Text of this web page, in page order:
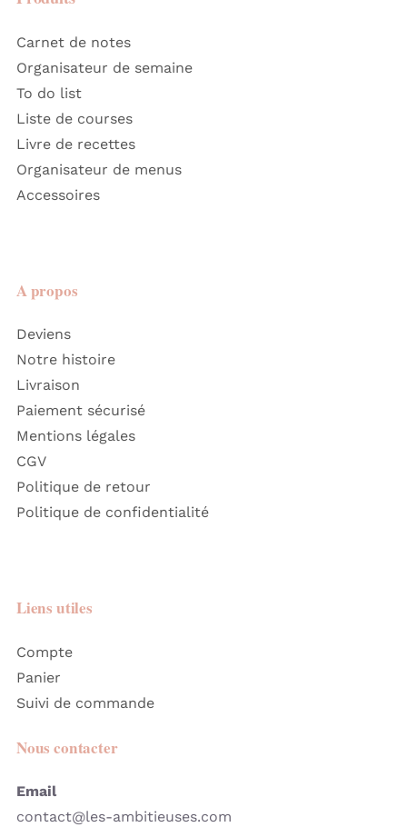
Carnet de notes
Organisateur de semaine
To do list
Liste de courses
Livre de recettes
Organisateur de menus
Accessoires
A propos
Deviens
Notre histoire
Livraison
Paiement sécurisé
Mentions légales
CGV
Politique de retour
Politique de confidentialité
Liens utiles
Compte
Panier
Suivi de commande
Nous contacter
Email
contact@les-ambitieuses.com